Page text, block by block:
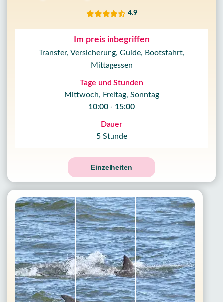
4.9
Im preis inbegriffen
Transfer, Versicherung, Guide, Bootsfahrt,
Mittagessen
Tage und Stunden
Mittwoch, Freitag, Sonntag
10:00 - 15:00
Dauer
5 Stunde
Einzelheiten